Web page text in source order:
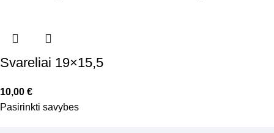
Svareliai 19×15,5
10,00 €
Pasirinkti savybes